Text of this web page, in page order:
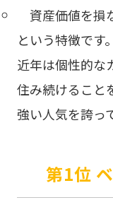
資産価値を損
という特徴です。
近年は個性的な
住み続けること
強い人気を誇っ
第1位